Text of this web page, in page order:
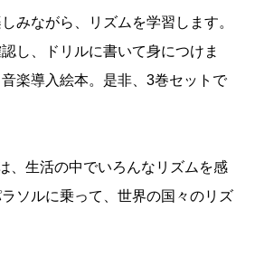
みながら、リズムを学習します。
し、ドリルに書いて身につけま
楽導入絵本。是非、3巻セットで
、生活の中でいろんなリズムを感
ソルに乗って、世界の国々のリズ